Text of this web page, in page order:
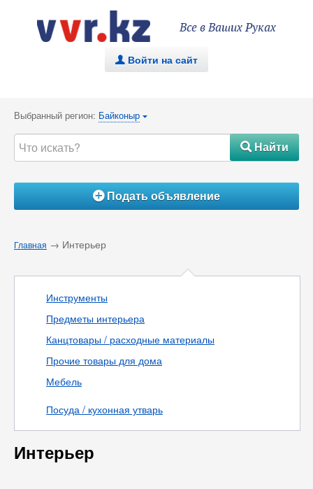
Все в Ваших Руках
. Войти на сайт
Выбранный регион: Байконыр {
#Найти
ÁПодать объявление
Главная → Интерьер
Инструменты
Предметы интерьера
Канцтовары / расходные материалы
Прочие товары для дома
Мебель
Посуда / кухонная утварь
Интерьер